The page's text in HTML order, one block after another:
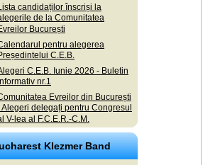
candidaților înscriși la
de la Comunitatea
București
pentru alegerea
C.E.B.
C.E.B. Iunie 2026 - Buletin
nr.1
Evreilor din București
Alegeri delegați pentru Congresul
V-lea al F.C.E.R.-C.M.
Klezmer Band